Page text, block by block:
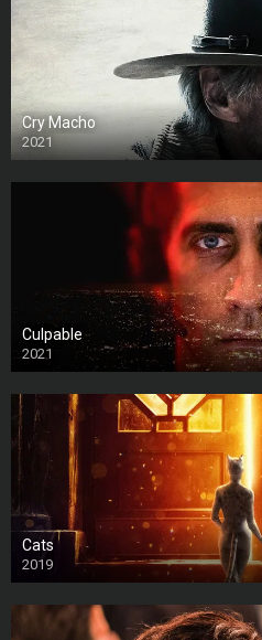
Cry Macho
2021
Culpable
2021
Cats
2019